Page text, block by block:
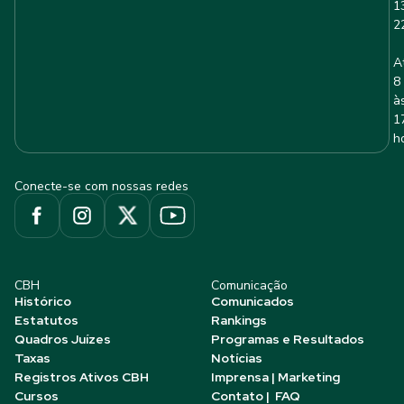
8
Conecte-se com nossas redes
CBH
Histórico
Estatutos
Quadros Juízes
Taxas
Registros Ativos CBH
Cursos
Comunicação
Comunicados
Rankings
Programas e Resultados
Notícias
Imprensa | Marketing
Contato | FAQ